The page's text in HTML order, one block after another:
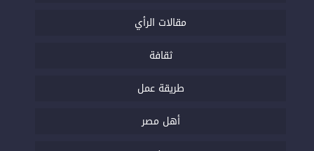
مقالات الرأي
ثقافة
طريقة عمل
أهل مصر